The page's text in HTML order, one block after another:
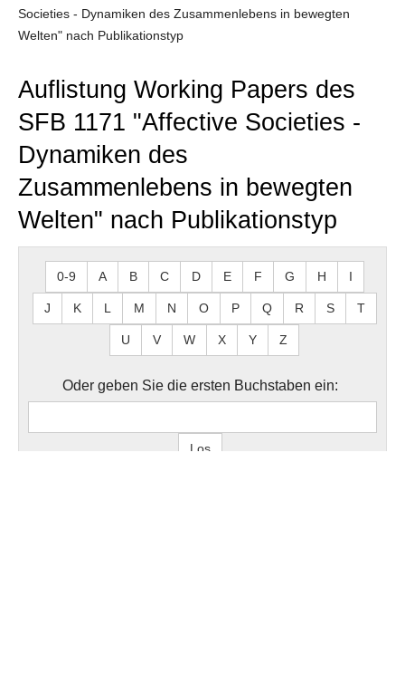
Societies - Dynamiken des Zusammenlebens in bewegten
Welten" nach Publikationstyp
Auflistung Working Papers des
SFB 1171 "Affective Societies -
Dynamiken des
Zusammenlebens in bewegten
Welten" nach Publikationstyp
0-9 A B C D E F G H I
J K L M N O P Q R S T
U V W X Y Z
Oder geben Sie die ersten Buchstaben ein: